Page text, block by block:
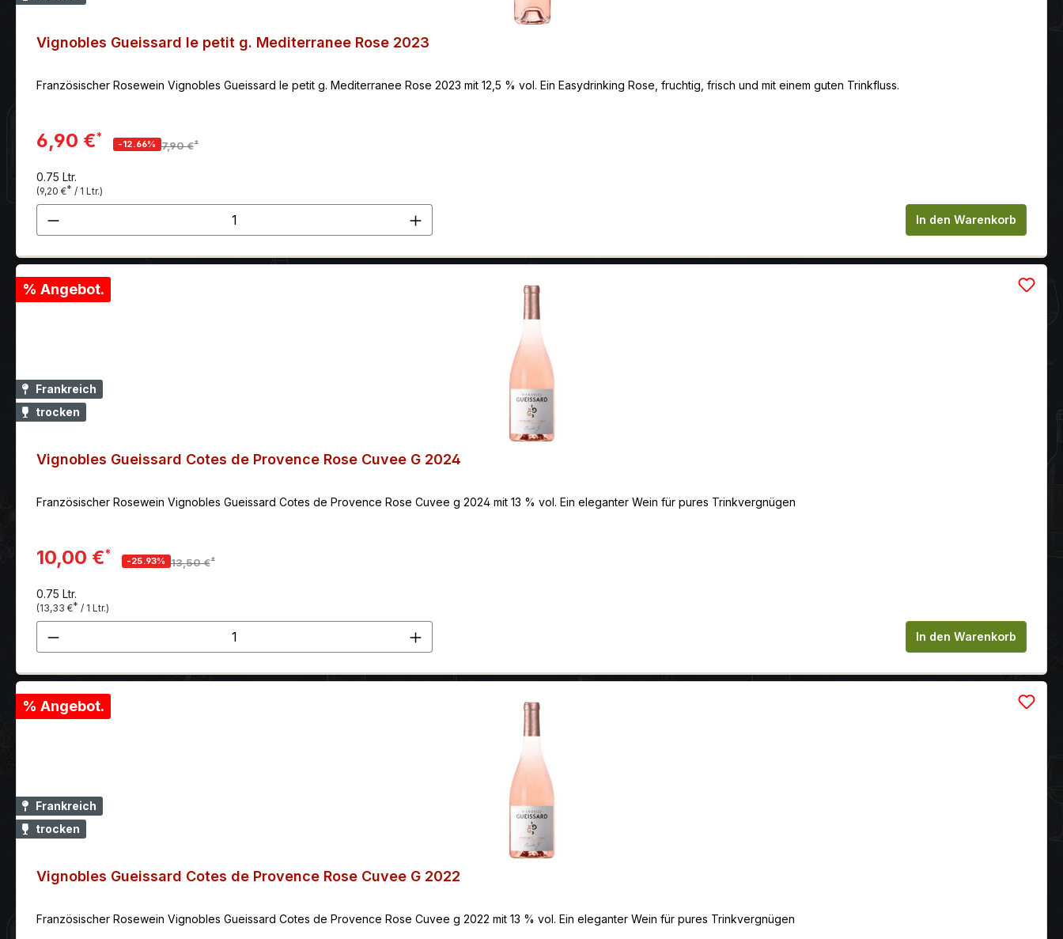
Vignobles Gueissard le petit g. Mediterranee Rose 2023
Französischer Rosewein Vignobles Gueissard le petit g. Mediterranee Rose 2023 mit 12,5 % vol. Ein Easydrinking Rose, fruchtig, frisch und mit einem guten Trinkfluss.
6,90 €*
-12.66% 7,90 €*
0.75 Ltr.
(9,20 €* / 1 Ltr.)
Produkt Anzahl: Gib den gewünschten Wert ein oder benutze die Schaltflächen um die Anzahl zu erhöhen oder
In den Warenkorb
% Angebot.
Frankreich
trocken
Vignobles Gueissard Cotes de Provence Rose Cuvee G 2024
Französischer Rosewein Vignobles Gueissard Cotes de Provence Rose Cuvee g 2024 mit 13 % vol. Ein eleganter Wein für pures Trinkvergnügen
10,00 €*
-25.93% 13,50 €*
0.75 Ltr.
(13,33 €* / 1 Ltr.)
Produkt Anzahl: Gib den gewünschten Wert ein oder benutze die Schaltflächen um die Anzahl zu erhöhen oder
In den Warenkorb
% Angebot.
Frankreich
trocken
Vignobles Gueissard Cotes de Provence Rose Cuvee G 2022
Französischer Rosewein Vignobles Gueissard Cotes de Provence Rose Cuvee g 2022 mit 13 % vol. Ein eleganter Wein für pures Trinkvergnügen